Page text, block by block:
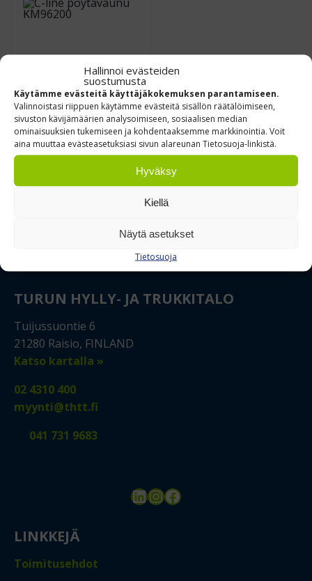
Hallinnoi evästeiden
suostumusta
Käytämme evästeitä käyttäjäkokemuksen parantamiseen.
Valinnoistasi riippuen käytämme evästeitä sisällön räätälöimiseen,
sivuston kävijämäärien analysoimiseen, sosiaalisen median
ominaisuuksien tukemiseen ja kohdentaaksemme markkinointia. Voit
aina muuttaa evästeasetuksiasi sivun alareunan Tietosuoja-linkistä.
Hyväksy
Kiellä
Näytä asetukset
Tietosuoja
C-line pöytävaunu
KM96200
TURUN HYLLY- JA TRUKKITALO
Tuijussuontie 6
21280 Raisio, FINLAND
Katso kartalla »
02 4310 400
myynti@thtt.fi
041 731 9683
LinkedIn
Instagram
Facebook
LINKKEJÄ
Toimitusehdot